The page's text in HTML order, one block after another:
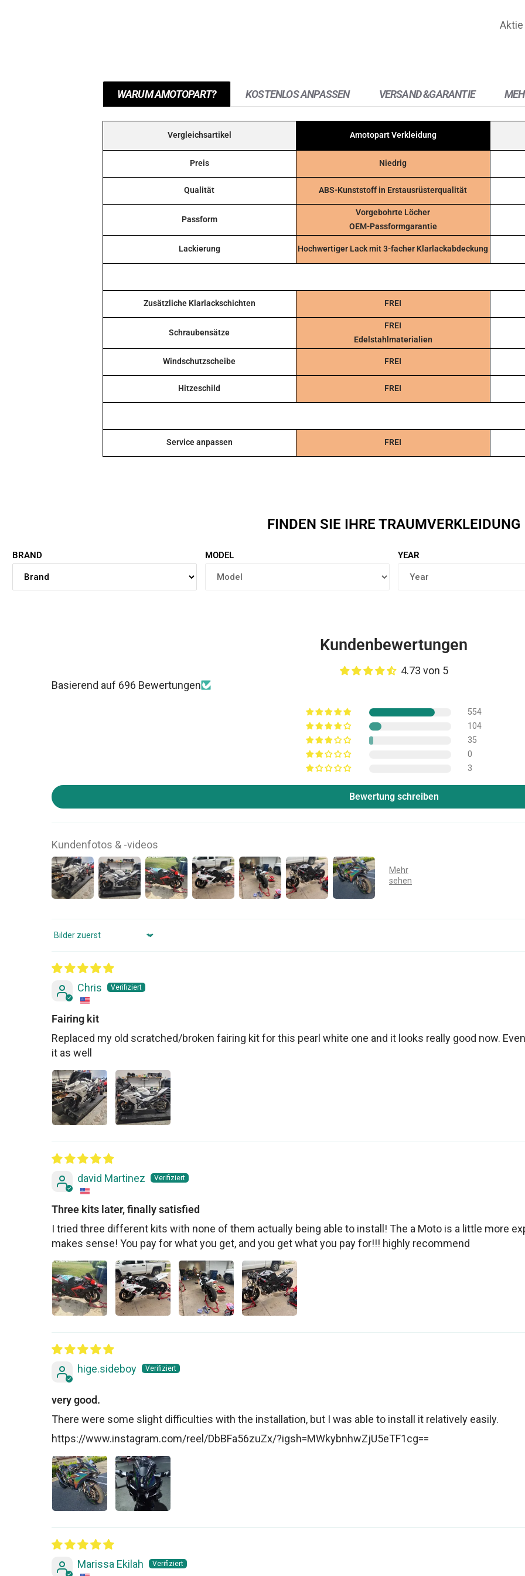
Aktie
WARUM AMOTOPART?
Vergleichsartikel Amotopart Verkleidung
Preis Niedrig
Qualität ABS-Kunststoff in Erstausrüsterqualität
Passform
Vorgebohrte Löcher
OEM-Passformgarantie
Lackierung Hochwertiger Lack mit 3-facher Klarlackabdeckung
Zusätzliche Klarlackschichten FREI
Schraubensätze
FREI
Edelstahlmaterialien
Windschutzscheibe FREI
Hitzeschild FREI
Service anpassen FREI
KOSTENLOS ANPASSEN VERSAND &GARANTIE
FINDEN SIE IHRE TRAUMVERKLEIDUNG
BRAND MODEL YEAR
Kundenbewertungen
4.73 von 5
Basierend auf 696 Bewertungen
554
104
35
0
3
Bewertung schreiben
Kundenfotos & -videos
Sort by
Chris
Fairing kit
Replaced my old scratched/broken fairing kit for this pearl white one and it looks really good now.
it as well
david Martinez
Three kits later, finally satisfied
I tried three different kits with none of them actually being able to install! The a Moto is a little more
makes sense! You pay for what you get, and you get what you pay for!!! highly recommend
hige.sideboy
very good.
There were some slight difficulties with the installation, but I was able to install it relatively easily.
https://www.instagram.com/reel/DbBFa56zuZx/?igsh=MWkybnhwZjU5eTF1cg==
Marissa Ekilah